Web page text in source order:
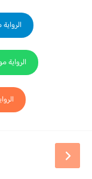
الرواية